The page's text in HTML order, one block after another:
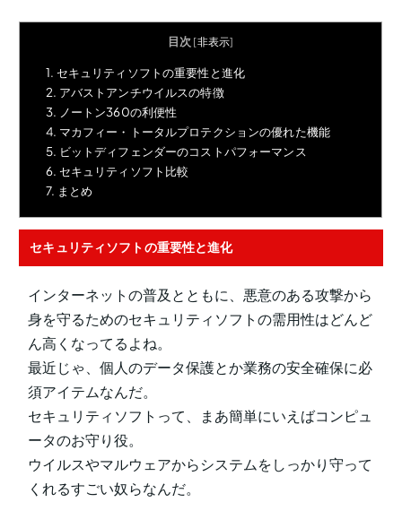
研
究
室
目次 [非表示]
1. セキュリティソフトの重要性と進化
2. アバストアンチウイルスの特徴
3. ノートン360の利便性
4. マカフィー・トータルプロテクションの優れた機能
5. ビットディフェンダーのコストパフォーマンス
6. セキュリティソフト比較
7. まとめ
セキュリティソフトの重要性と進化
インターネットの普及とともに、悪意のある攻撃から
身を守るためのセキュリティソフトの需用性はどんど
ん高くなってるよね。
最近じゃ、個人のデータ保護とか業務の安全確保に必
須アイテムなんだ。
セキュリティソフトって、まあ簡単にいえばコンピュ
ータのお守り役。
ウイルスやマルウェアからシステムをしっかり守って
くれるすごい奴らなんだ。